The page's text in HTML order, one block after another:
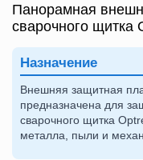
Панорамная
сварочного щитка
Назначение
Внешняя защитная
предназначена для
сварочного щитка
металла, пыли и